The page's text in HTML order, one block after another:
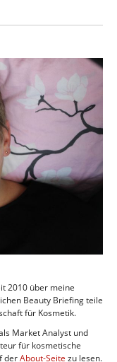
2010 über meine
Beauty Briefing teile
für Kosmetik.
Market Analyst und
für kosmetische
derAbout-Seite zu lesen.